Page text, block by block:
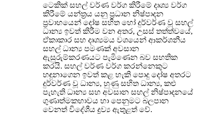
ටෙකික් සහල් වර්ණ වර්ග කිරීමේ දෘශ්‍ය වර්ග
කිරීමේ යන්ත්‍රය යනු ප්‍රධාන නිෂ්පාදන
ප්‍රවාහයෙන් දෝෂ සහිත හෝ දුර්වර්ණ වූ සහල්
ධාන්‍ය ඉවත් කිරීම වන අතර, උසස් තත්ත්වයේ,
ඒකාකාර සහ දෘශ්‍යමය වශයෙන් ආකර්ශනීය
සහල් ධාන්‍ය පමණක් අවසාන
ඇසුරුම්කරණයට පැමිණෙන බව සහතික
කරයි. සහල් වර්ණ වර්ග කරන්නෙකුට
හඳුනාගෙන ඉවත් කළ හැකි පොදු දෝෂ අතරට
දුර්වර්ණ වූ ධාන්‍ය, හුණු සහිත ධාන්‍ය, කළු
පැහැති ධාන්‍ය සහ අවසාන සහල් නිෂ්පාදනයේ
ගුණාත්මකභාවය හා පෙනුමට බලපාන
වෙනත් විදේශීය ද්‍රව්‍ය ඇතුළත් වේ.